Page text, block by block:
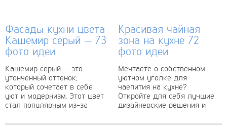
Фасады кухни цвета
Кашемир серый — 73
фото идеи
Кашемир серый — это
утонченный оттенок,
который сочетает в себе
уют и модернизм. Этот цвет
стал популярным из-за
способности вписываться в
Красивая чайная
зона на кухне 72
фото идеи
Мечтаете о собственном
уютном уголке для
чаепития на кухне?
Откройте для себя лучшие
дизайнерские решения и
чайной зоны. Сделайте